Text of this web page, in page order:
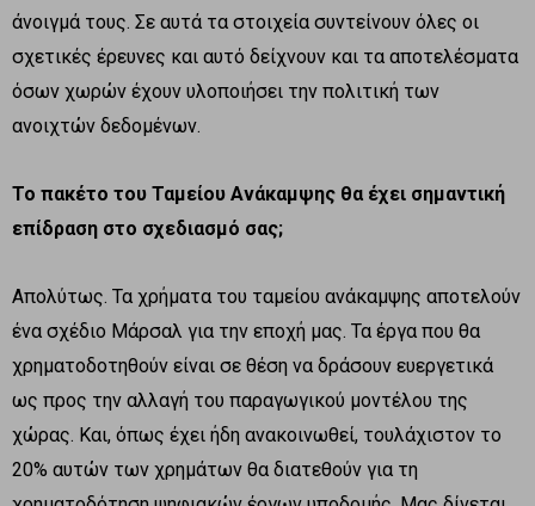
άνοιγμά τους. Σε αυτά τα στοιχεία συντείνουν όλες οι
σχετικές έρευνες και αυτό δείχνουν και τα αποτελέσματα
όσων χωρών έχουν υλοποιήσει την πολιτική των
ανοιχτών δεδομένων.
To πακέτο του Ταμείου Ανάκαμψης θα έχει σημαντική
επίδραση στο σχεδιασμό σας;
Απολύτως. Τα χρήματα του ταμείου ανάκαμψης αποτελούν
ένα σχέδιο Μάρσαλ για την εποχή μας. Τα έργα που θα
χρηματοδοτηθούν είναι σε θέση να δράσουν ευεργετικά
ως προς την αλλαγή του παραγωγικού μοντέλου της
χώρας. Και, όπως έχει ήδη ανακοινωθεί, τουλάχιστον το
20% αυτών των χρημάτων θα διατεθούν για τη